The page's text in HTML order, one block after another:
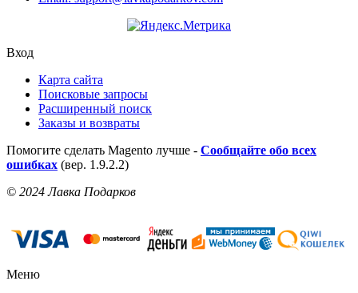
Вход
Карта сайта
Поисковые запросы
Расширенный поиск
Заказы и возвраты
Помогите сделать Magento лучше - Сообщайте обо всех
ошибках (вер. 1.9.2.2)
© 2024 Лавка Подарков
Меню